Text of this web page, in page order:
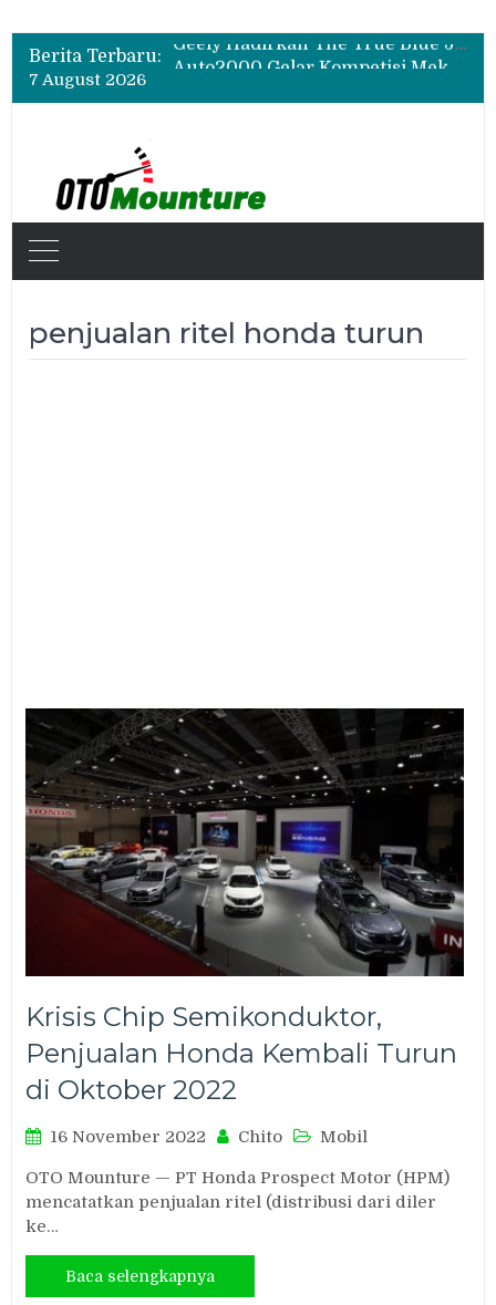
Berita Terbaru:
Geely Hadirkan The True Blue Journey, Fans Bisa Dapat Tiket Chelsea vs AC Milan
Auto2000 Gelar Kompetisi Mekanik Terbaik 2026, Ini Daftar Lengkap Juaranya
7 August 2026
penjualan ritel honda turun
Krisis Chip Semikonduktor,
Penjualan Honda Kembali Turun
di Oktober 2022
16 November 2022 Chito Mobil
OTO Mounture — PT Honda Prospect Motor (HPM)
mencatatkan penjualan ritel (distribusi dari diler
ke…
Baca selengkapnya